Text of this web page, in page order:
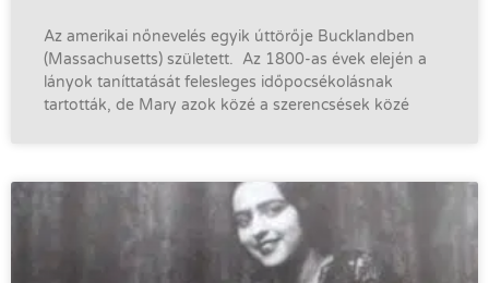
Az amerikai nőnevelés egyik úttörője Bucklandben
(Massachusetts) született. Az 1800-as évek elején a
lányok taníttatását felesleges időpocsékolásnak
tartották, de Mary azok közé a szerencsések közé